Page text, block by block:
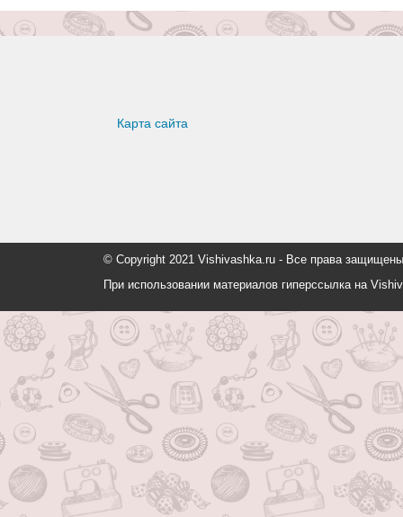
Карта сайта
© Copyright 2021 Vishivashka.ru - Все права
При использовании материалов гиперссылка на